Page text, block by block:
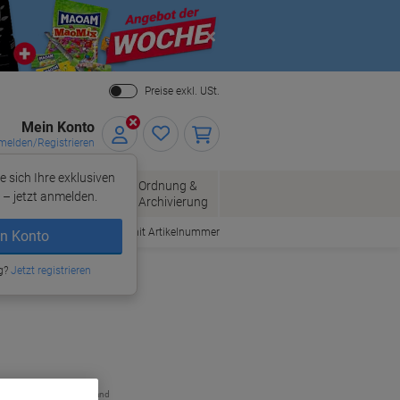
Close
Preise exkl. USt.
Mein Konto
Registrieren
sich Ihre exklusiven
jetzt anmelden.
Konto
Jetzt registrieren
Bürobedarf
Ordnung &
Archivierung
Bestellen mit Artikelnummer
zzgl. Versand